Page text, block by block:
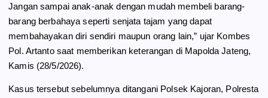
Jangan sampai anak-anak dengan mudah membeli barang-
barang berbahaya seperti senjata tajam yang dapat
membahayakan diri sendiri maupun orang lain,” ujar Kombes
Pol. Artanto saat memberikan keterangan di Mapolda Jateng,
Kamis (28/5/2026).
Kasus tersebut sebelumnya ditangani Polsek Kajoran, Polresta